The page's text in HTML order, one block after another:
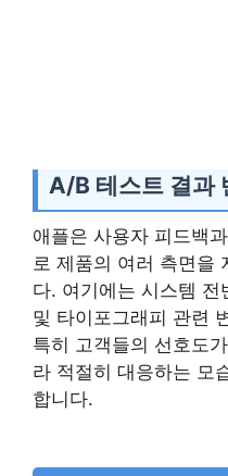
A/B 테스트 결과
애플은 사용자 피드백
로 제품의 여러 측면을
다. 여기에는 시스템
및 타이포그래피 관련
특히 고객들의 선호도
라 적절히 대응하는 모
합니다.